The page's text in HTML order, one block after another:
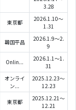
3.28
東京都
2026.1.10～
1.31
韓国平昌
2026.1.9～2.
9
Onlin...
2026.1.1～1.
31
オンライ
ン...
2025.12.23～
12.23
東京都
2025.12.21～
12.21